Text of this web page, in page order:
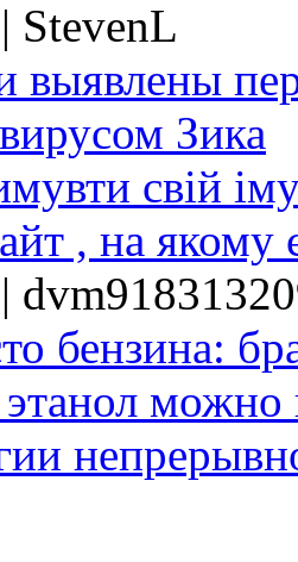
StevenL
выявлены
Зика
свій
, на якому
бензина:
можно